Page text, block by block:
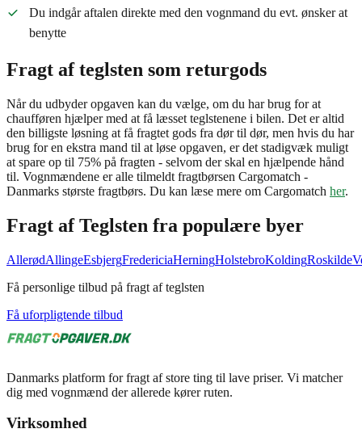
Du indgår aftalen direkte med den vognmand du evt. ønsker at
benytte
Fragt af teglsten som returgods
Når du udbyder opgaven kan du vælge, om du har brug for at
chaufføren hjælper med at få læsset teglstenene i bilen. Det er altid
den billigste løsning at få fragtet gods fra dør til dør, men hvis du har
brug for en ekstra mand til at løse opgaven, er det stadigvæk muligt
at spare op til 75% på fragten - selvom der skal en hjælpende hånd
til. Vognmændene er alle tilmeldt fragtbørsen Cargomatch -
Danmarks største fragtbørs. Du kan læse mere om Cargomatch her.
Fragt afTeglsten fra populære byer
AllerødAllingeEsbjergFredericiaHerningHolstebroKoldingRoskilde
Få personlige tilbud på fragt af teglsten
Få uforpligtende tilbud
Danmarks platform for fragt af store ting til lave priser. Vi matcher
dig med vognmænd der allerede kører ruten.
Virksomhed